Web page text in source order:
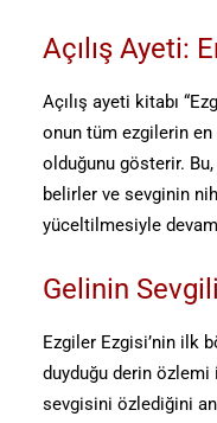
Açılış Ayeti:
Açılış ayeti kitabı
onun tüm ezgilerin
olduğunu gösterir.
belirler ve sevginin
yüceltilmesiyle
Gelinin
Ezgiler Ezgisi’nin ilk
duyduğu derin özlemi
sevgisini özlediğini